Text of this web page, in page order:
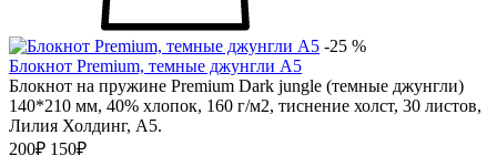
-25 %
Блокнот Premium, темные джунгли А5
Блокнот на пружине Premium Dark jungle (темные джунгли)
140*210 мм, 40% хлопок, 160 г/м2, тиснение холст, 30 листов,
Лилия Холдинг, А5.
200₽ 150₽